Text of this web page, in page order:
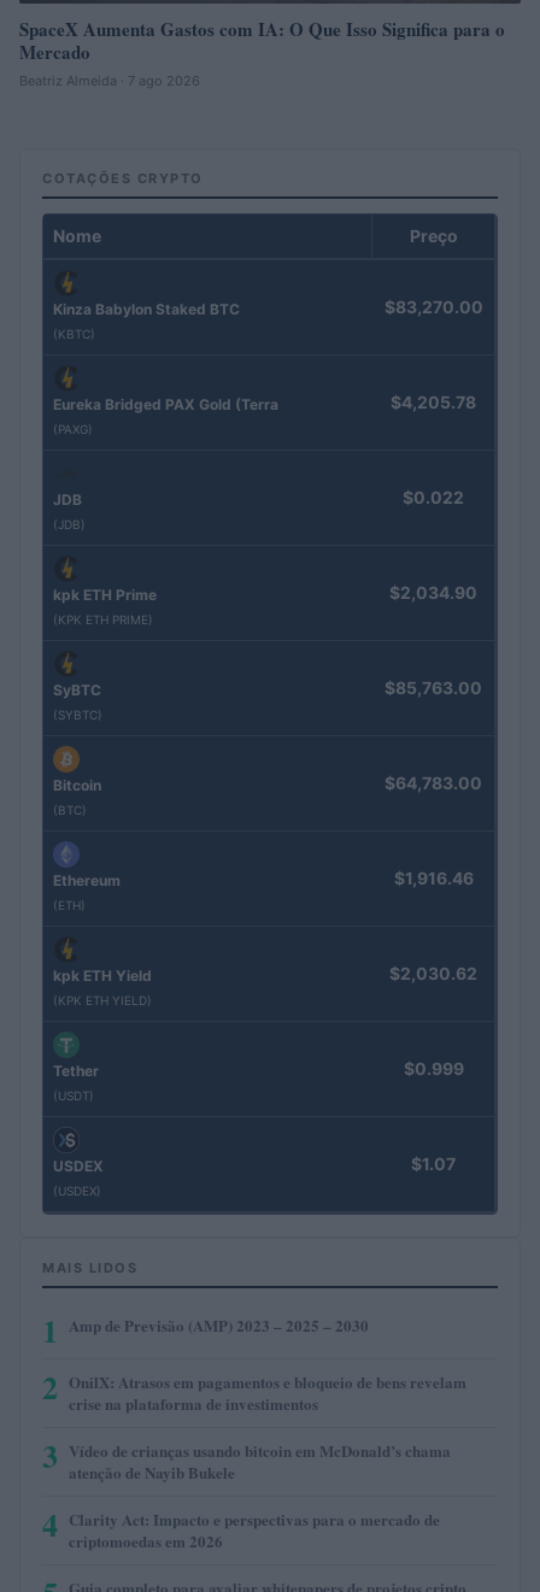
SpaceX Aumenta Gastos com IA: O Que Isso Significa para o
Mercado
Beatriz Almeida · 7 ago 2026
COTAÇÕES CRYPTO
Nome Preço
Kinza Babylon Staked BTC
(KBTC)
$83,270.00
Eureka Bridged PAX Gold (Terra
(PAXG)
$4,205.78
JDB
(JDB)
$0.022
kpk ETH Prime
(KPK ETH PRIME)
$2,034.90
SyBTC
(SYBTC)
$85,763.00
Bitcoin
(BTC)
$64,783.00
Ethereum
(ETH)
$1,916.46
kpk ETH Yield
(KPK ETH YIELD)
$2,030.62
Tether
(USDT)
$0.999
USDEX
(USDEX)
$1.07
MAIS LIDOS
1 Amp de Previsão (AMP) 2023 – 2025 – 2030
2 OnilX: Atrasos em pagamentos e bloqueio de bens revelam
crise na plataforma de investimentos
3 Vídeo de crianças usando bitcoin em McDonald’s chama
atenção de Nayib Bukele
4 Clarity Act: Impacto e perspectivas para o mercado de
criptomoedas em 2026